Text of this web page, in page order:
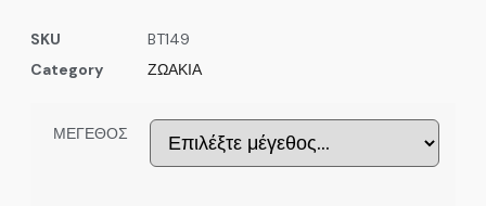
SKU
BT149
Category
ΖΩΑΚΙΑ
ΜΕΓΕΘΟΣ